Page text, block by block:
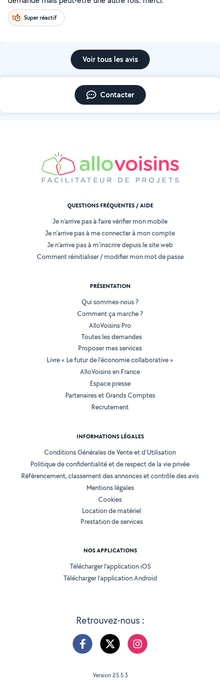
Super réactif
Voir tous les avis
Contacter
Retrouvez-nous :
QUESTIONS FRÉQUENTES / AIDE
Je n'arrive pas à faire vérifier mon mobile
Je n'arrive pas à me connecter à mon compte
Je n'arrive pas à m'inscrire depuis le site web
Comment réinitialiser / modifier mon mot de passe
PRÉSENTATION
Qui sommes-nous ?
Comment ça marche ?
AlloVoisins Pro
Toutes les demandes
Proposer mes services
Livre « Le futur de l'économie collaborative »
AlloVoisins en France
Espace presse
Partenaires et Grands Comptes
Recrutement
INFORMATIONS LÉGALES
Conditions Générales de Vente et d'Utilisation
Politique de confidentialité et de respect de la vie privée
Référencement, classement des annonces et contrôle des avis
Mentions légales
Cookies
Location de matériel
Prestation de services
NOS APPLICATIONS
Télécharger l’application iOS
Télécharger l’application Android
Version 25.5.3